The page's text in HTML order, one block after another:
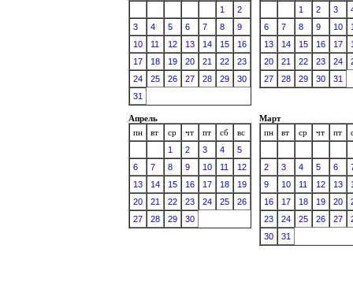
1
2
3
4 5 6 7 8
9
10
11 12 13 14 15
16
17
18 19 20 21 22
23
24
25 26 27 28 29
30
31
1
2 3
6
7 8 9 10
13
14 15 16 17
20
21 22 23 24
27
28 29 30 31
Апрель
пн
вт ср чт пт сб
вс
1
2 3 4
5
6
7 8 9 10 11
12
13
14 15 16 17 18
19
20
21 22 23 24 25
26
27
28 29 30
Март
пн
вт ср чт пт
2 3 4 5 6
9
10 11 12 13
16
17 18 19 20
23
24 25 26 27
30
31